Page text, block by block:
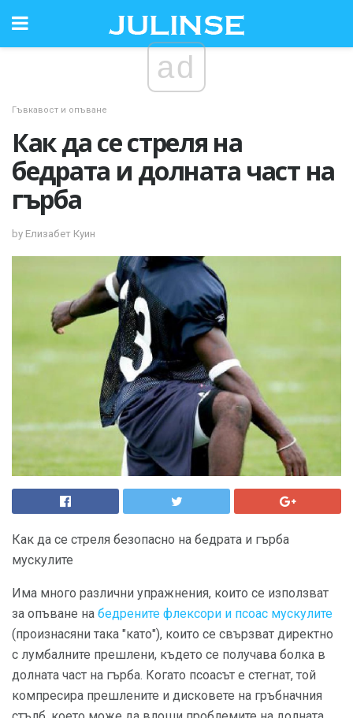
ad
Гъвкавост и опъване
Как да се стреля на
бедрата и долната част на
гърба
by Елизабет Куин
Как да се стреля безопасно на бедрата и гърба
мускулите
Има много различни упражнения, които се използват
за опъване на бедрените флексори и псоас мускулите
(произнасяни така "като"), които се свързват директно
с лумбалните прешлени, където се получава болка в
долната част на гърба. Когато псоасът е стегнат, той
компресира прешлените и дисковете на гръбначния